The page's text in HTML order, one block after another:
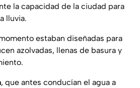
la capacidad de la ciudad para
lluvia.
estaban diseñadas para
azolvadas, llenas de basura y
, que antes conducían el agua a